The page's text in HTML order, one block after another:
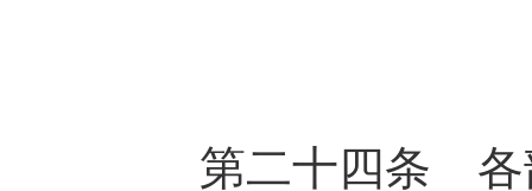
第二十四条 各部